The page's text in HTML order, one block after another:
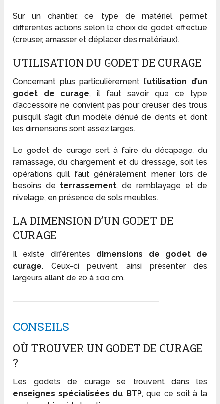
Sur un chantier, ce type de matériel permet
différentes actions selon le choix de godet effectué
(creuser, amasser et déplacer des matériaux).
UTILISATION DU GODET DE CURAGE
Concernant plus particulièrement l’utilisation d’un
godet de curage, il faut savoir que ce type
d’accessoire ne convient pas pour creuser des trous
puisqu’il s’agit d’un modèle dénué de dents et dont
les dimensions sont assez larges.
Le godet de curage sert à faire du décapage, du
ramassage, du chargement et du dressage, soit les
opérations qu’il faut généralement mener lors de
besoins de terrassement, de remblayage et de
nivelage, en présence de sols meubles.
LA DIMENSION D’UN GODET DE
CURAGE
Il existe différentes dimensions de godet de
curage. Ceux-ci peuvent ainsi présenter des
largeurs allant de 20 à 100 cm.
CONSEILS
OÙ TROUVER UN GODET DE CURAGE
?
Les godets de curage se trouvent dans les
enseignes spécialisées du BTP, que ce soit à la